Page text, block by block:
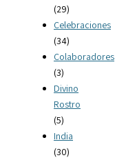
(29)
Celebraciones
(34)
Colaboradores
(3)
Divino
Rostro
(5)
India
(30)